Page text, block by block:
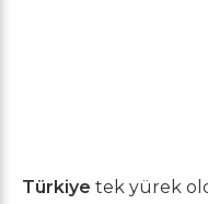
Türkiye tek yürek